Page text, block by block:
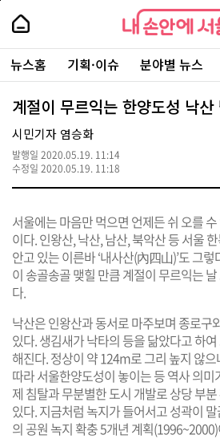
본
로
가
내
손
안
에
서
울
-
서
울
시
대
표
소
포
털
내
손
에
울
주
요
서
뉴스홈 기획·이슈 분야별 뉴스
계절이 무르익는 한양도성 낙산
시민기자 염승화
발행일 2020.05.19. 11:14
수정일 2020.05.19. 11:18
서울에는 마음만 먹으면 언제든 쉬 오를
이다. 인왕산, 낙산, 남산, 북악산 등 서울
안고 있는 이른바 ‘내사산(內四山)’도 그
이 송골송골 맺힐 만큼 계절이 무르익는
다.
낙산은 인왕산과 동서로 마주보며 종로구
있다. 생김새가 낙타의 등을 닮았다고 하
해진다. 정상이 약 124m로 그리 높지 않
따라 서울한양도성이 놓이는 등 역사 의미
제 침탈과 무분별한 도시 개발로 상당 부
있다. 지금처럼 녹지가 들어서고 성곽이
의 공원 녹지 확충 5개년 계획
페
상
단
로